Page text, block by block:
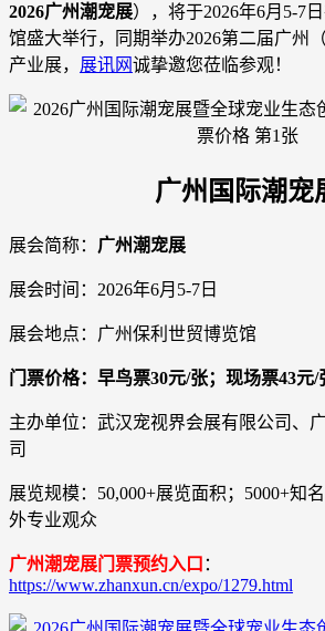
2026广州潮宠展），将于2026年6月5-7
馆盛大举行，同期举办2026第二届广州
产业展， 展讯网诚挚邀您莅临参观！
广州国际潮宠
展会简称： 广州潮宠展
展会时间：2026年6月5-7日
展会地点：广州保利世贸博览馆
门票价格：早鸟票30元/张；现场票43元/
主办单位：武汉宠视界会展有限公司、
司
展览规模：50,000+展览面积；5000+知
外专业观众
广州潮宠展门票预约入口 ：
https://www.zhanxun.cn/expo/1279.html